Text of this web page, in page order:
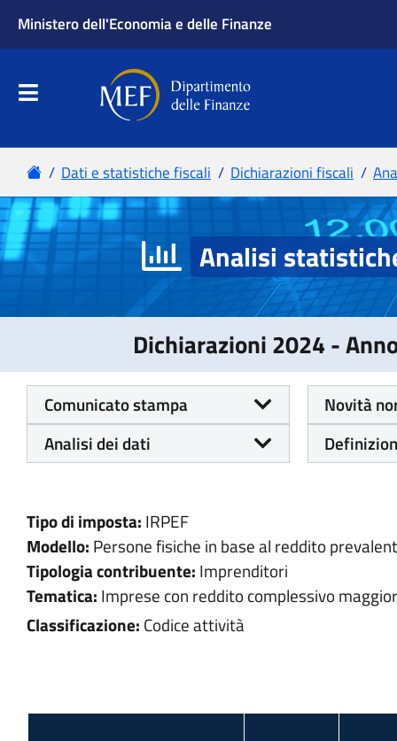
Analisi
Dichiarazioni 2024 -
Comunicato stampa
Novità
Analisi dei dati
Tipo di imposta: IRPEF
Modello: Persone fisiche in base al reddito
Tipologia contribuente: Imprenditori
Tematica: Imprese con reddito complessivo
Classificazione: Codice attività